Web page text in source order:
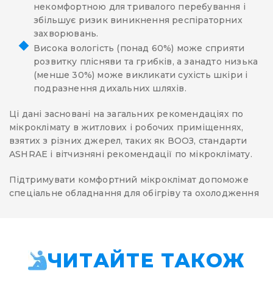
некомфортною для тривалого перебування і
збільшує ризик виникнення респіраторних
захворювань.
Висока вологість (понад 60%) може сприяти
розвитку плісняви та грибків, а занадто низька
(менше 30%) може викликати сухість шкіри і
подразнення дихальних шляхів.
Ці дані засновані на загальних рекомендаціях по
мікроклімату в житлових і робочих приміщеннях,
взятих з різних джерел, таких як ВООЗ, стандарти
ASHRAE і вітчизняні рекомендації по мікроклімату.
Підтримувати комфортний мікроклімат допоможе
спеціальне обладнання для обігріву та охолодження
ЧИТАЙТЕ ТАКОЖ